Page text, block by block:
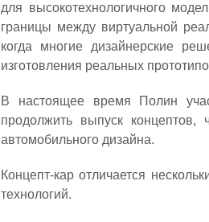
для высокотехнологичного
границы между виртуальной
когда многие дизайнерские
изготовления реальных
В настоящее время Полин
продолжить выпуск
автомобильного дизайна.
Концепт-кар отличается
технологий.